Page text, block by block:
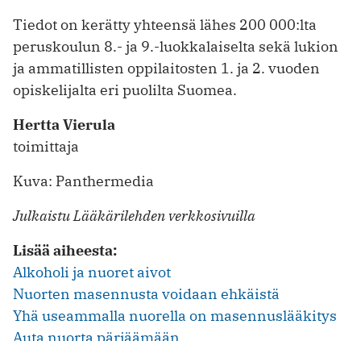
Tiedot on kerätty yhteensä lähes 200 000:lta
peruskoulun 8.- ja 9.-luokkalaiselta sekä lukion
ja ammatillisten oppilaitosten 1. ja 2. vuoden
opiskelijalta eri puolilta Suomea.
Hertta Vierula
toimittaja
Kuva: Panthermedia
Julkaistu Lääkärilehden verkkosivuilla
Lisää aiheesta:
Alkoholi ja nuoret aivot
Nuorten masennusta voidaan ehkäistä
Yhä useammalla nuorella on masennuslääkitys
Auta nuorta pärjäämään